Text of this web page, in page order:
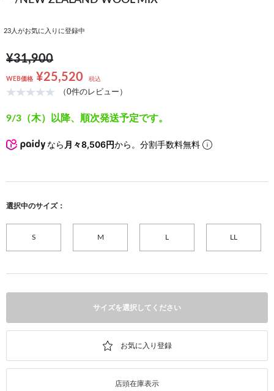
23 人がお気に入りに登録中
¥31,900
WEB価格 ¥25,520 税込
（0件のレビュー）
9/3（木）以降、順次発送予定です。
なら 月々8,506円から。分割手数料無料
選択中のサイズ：
S M
サイズを選択してください
店頭在庫表示